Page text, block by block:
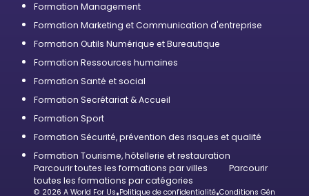
Formation Management
Formation Marketing et Communication d'entreprise
Formation Outils Numérique et Bureautique
Formation Ressources humaines
Formation Santé et social
Formation Secrétariat & Accueil
Formation Sport
Formation Sécurité, prévention des risques et qualité
Formation Tourisme, hôtellerie et restauration
Parcourir toutes les formations par villes
Parcourir
toutes les formations par catégories
© 2026 A World For Us Politique de confidentialité Conditions Générales